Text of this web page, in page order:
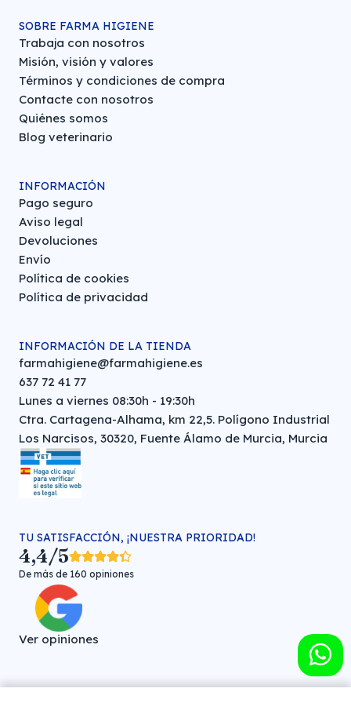
SOBRE FARMA HIGIENE
Trabaja con nosotros
Misión, visión y valores
Términos y condiciones de compra
Contacte con nosotros
Quiénes somos
Blog veterinario
INFORMACIÓN
Pago seguro
Aviso legal
Devoluciones
Envío
Política de cookies
Política de privacidad
INFORMACIÓN DE LA TIENDA
farmahigiene@farmahigiene.es
637 72 41 77
Lunes a viernes 08:30h - 19:30h
Ctra. Cartagena-Alhama, km 22,5. Polígono Industrial
Los Narcisos, 30320, Fuente Álamo de Murcia, Murcia
TU SATISFACCIÓN, ¡NUESTRA PRIORIDAD!
4,4/5
De más de 160 opiniones
Ver opiniones